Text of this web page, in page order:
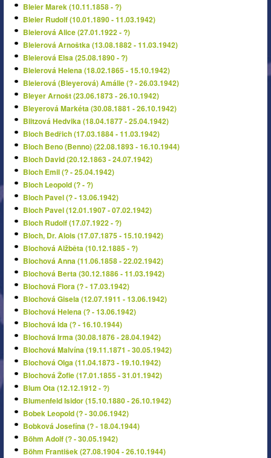
Bleier Marek (10.11.1858 - ?)
Bleier Rudolf (10.01.1890 - 11.03.1942)
Bleierová Alice (27.01.1922 - ?)
Bleierová Arnoštka (13.08.1882 - 11.03.1942)
Bleierová Elsa (25.08.1890 - ?)
Bleierová Helena (18.02.1865 - 15.10.1942)
Bleierová (Bleyerová) Amálie (? - 26.03.1942)
Bleyer Arnošt (23.06.1873 - 26.10.1942)
Bleyerová Markéta (30.08.1881 - 26.10.1942)
Blitzová Hedvika (18.04.1877 - 25.04.1942)
Bloch Bedřich (17.03.1884 - 11.03.1942)
Bloch Beno (Benno) (22.08.1893 - 16.10.1944)
Bloch David (20.12.1863 - 24.07.1942)
Bloch Emil (? - 25.04.1942)
Bloch Leopold (? - ?)
Bloch Pavel (? - 13.06.1942)
Bloch Pavel (12.01.1907 - 07.02.1942)
Bloch Rudolf (17.07.1922 - ?)
Bloch, Dr. Alois (17.07.1875 - 15.10.1942)
Blochová Alžběta (10.12.1885 - ?)
Blochová Anna (11.06.1858 - 22.02.1942)
Blochová Berta (30.12.1886 - 11.03.1942)
Blochová Flora (? - 17.03.1942)
Blochová Gisela (12.07.1911 - 13.06.1942)
Blochová Helena (? - 13.06.1942)
Blochová Ida (? - 16.10.1944)
Blochová Irma (30.08.1876 - 28.04.1942)
Blochová Malvína (19.11.1871 - 30.05.1942)
Blochová Olga (11.04.1873 - 19.10.1942)
Blochová Žofie (17.01.1855 - 31.01.1942)
Blum Ota (12.12.1912 - ?)
Blumenfeld Isidor (15.10.1880 - 26.10.1942)
Bobek Leopold (? - 30.06.1942)
Bobková Josefína (? - 18.04.1944)
Böhm Adolf (? - 30.05.1942)
Böhm František (27.08.1904 - 26.10.1944)